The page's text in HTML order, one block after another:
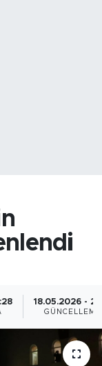
18.05.2026 -
GÜNCELLEME